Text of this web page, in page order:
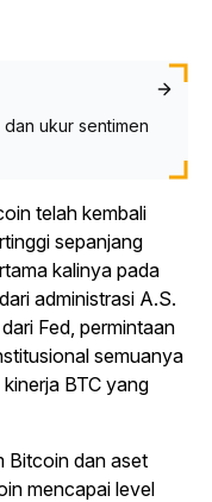
ukur sentimen
telah kembali
sepanjang
kalinya pada
administrasi A.S.
Fed, permintaan
semuanya
BTC yang
Bitcoin dan aset
mencapai level